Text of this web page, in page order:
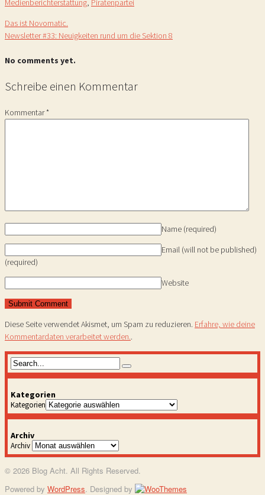
Medienberichterstattung, Piratenpartei
Das ist Novomatic.
Newsletter #33: Neuigkeiten rund um die Sektion 8
No comments yet.
Schreibe einen Kommentar
Kommentar*
Name (required)
Email (will not be published)
(required)
Website
Diese Seite verwendet Akismet, um Spam zu reduzieren. Erfahre, wie deine
Kommentardaten verarbeitet werden..
Kategorien
Kategorien
Archiv
Archiv
© 2026 Blog Acht. All Rights Reserved.
Powered by WordPress. Designed by